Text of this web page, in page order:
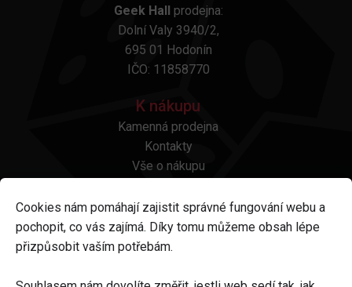
Geek Hall prodejna:
Dolní Valy 3940/2,
695 01 Hodonín
IČO: 11858770
K nákupu
Kamenná prodejna
Kontakty
Vše o nákupu
Platba a doprava
Reklamace a vrácení
Obchodní podmínky
Odstoupení od smlouvy
Cookies nám pomáhají zajistit správné fungování webu a
pochopit, co vás zajímá. Díky tomu můžeme obsah lépe
přizpůsobit vaším potřebám.